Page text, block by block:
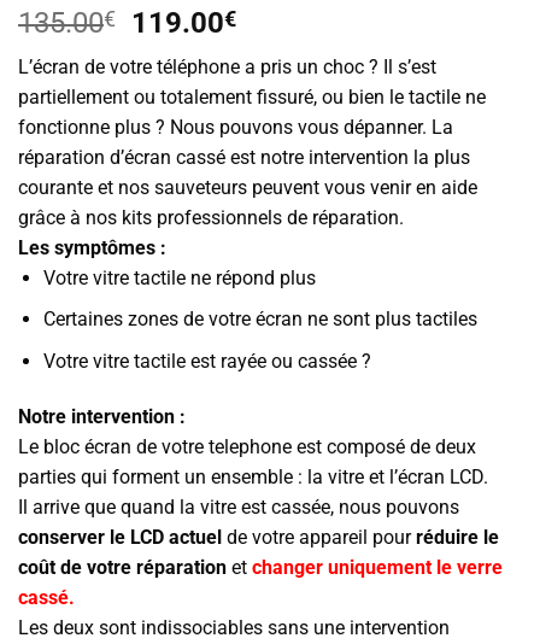
135.00€
Le
prix
initial
était :
135.00€.
119.00€Le
prix
actuel
est :
119.00€.
L’écran de votre téléphone a pris un choc ? Il s’est
partiellement ou totalement fissuré, ou bien le tactile ne
fonctionne plus ? Nous pouvons vous dépanner. La
réparation d’écran cassé est notre intervention la plus
courante et nos sauveteurs peuvent vous venir en aide
grâce à nos kits professionnels de réparation.
Les symptômes :
Votre vitre tactile ne répond plus
Certaines zones de votre écran ne sont plus tactiles
Votre vitre tactile est rayée ou cassée ?
Notre intervention :
Le bloc écran de votre telephone est composé de deux
parties qui forment un ensemble : la vitre et l’écran LCD.
Il arrive que quand la vitre est cassée, nous pouvons
conserver le LCD actuel de votre appareil pourréduire le
coût de votre réparation et changer uniquement le verre
cassé.
Les deux sont indissociables sans une intervention